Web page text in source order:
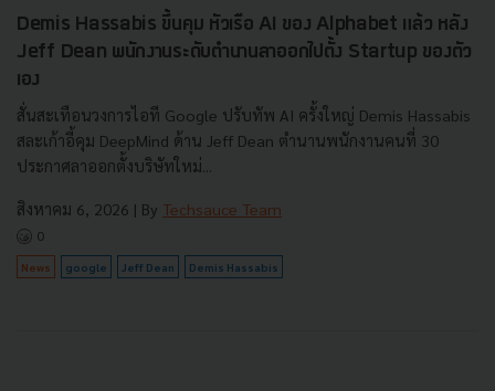
Demis Hassabis ขึ้นคุม หัวเรือ AI ของ Alphabet แล้ว หลัง
Jeff Dean พนักงานระดับตำนานลาออกไปตั้ง Startup ของตัว
เอง
สั่นสะเทือนวงการไอที Google ปรับทัพ AI ครั้งใหญ่ Demis Hassabis
สละเก้าอี้คุม DeepMind ด้าน Jeff Dean ตำนานพนักงานคนที่ 30
ประกาศลาออกตั้งบริษัทใหม่...
สิงหาคม 6, 2026 | By Techsauce Team
0
News google Jeff Dean Demis Hassabis